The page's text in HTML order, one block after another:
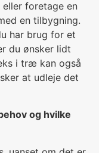
foretage en
en tilbygning.
har brug for et
du ønsker lidt
i træ kan også
at udleje det
og hvilke